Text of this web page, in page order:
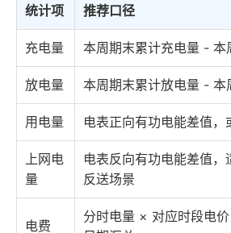
统计项 推荐口径
充电量 本周期末累计充电量 - 本
放电量 本周期末累计放电量 - 本
用电量 电表正向有功电能差值，
上网电
量
电表反向有功电能差值
反送场景
电费
分时电量 × 对应时段电价